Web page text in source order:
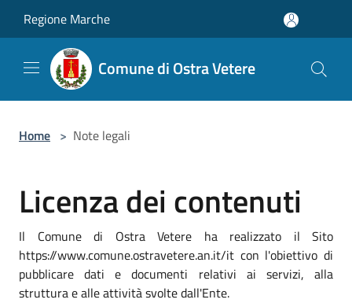
Regione Marche
Comune di Ostra Vetere
Home > Note legali
Licenza dei contenuti
Il Comune di Ostra Vetere ha realizzato il Sito
https://www.comune.ostravetere.an.it/it con l'obiettivo di
pubblicare dati e documenti relativi ai servizi, alla
struttura e alle attività svolte dall'Ente.